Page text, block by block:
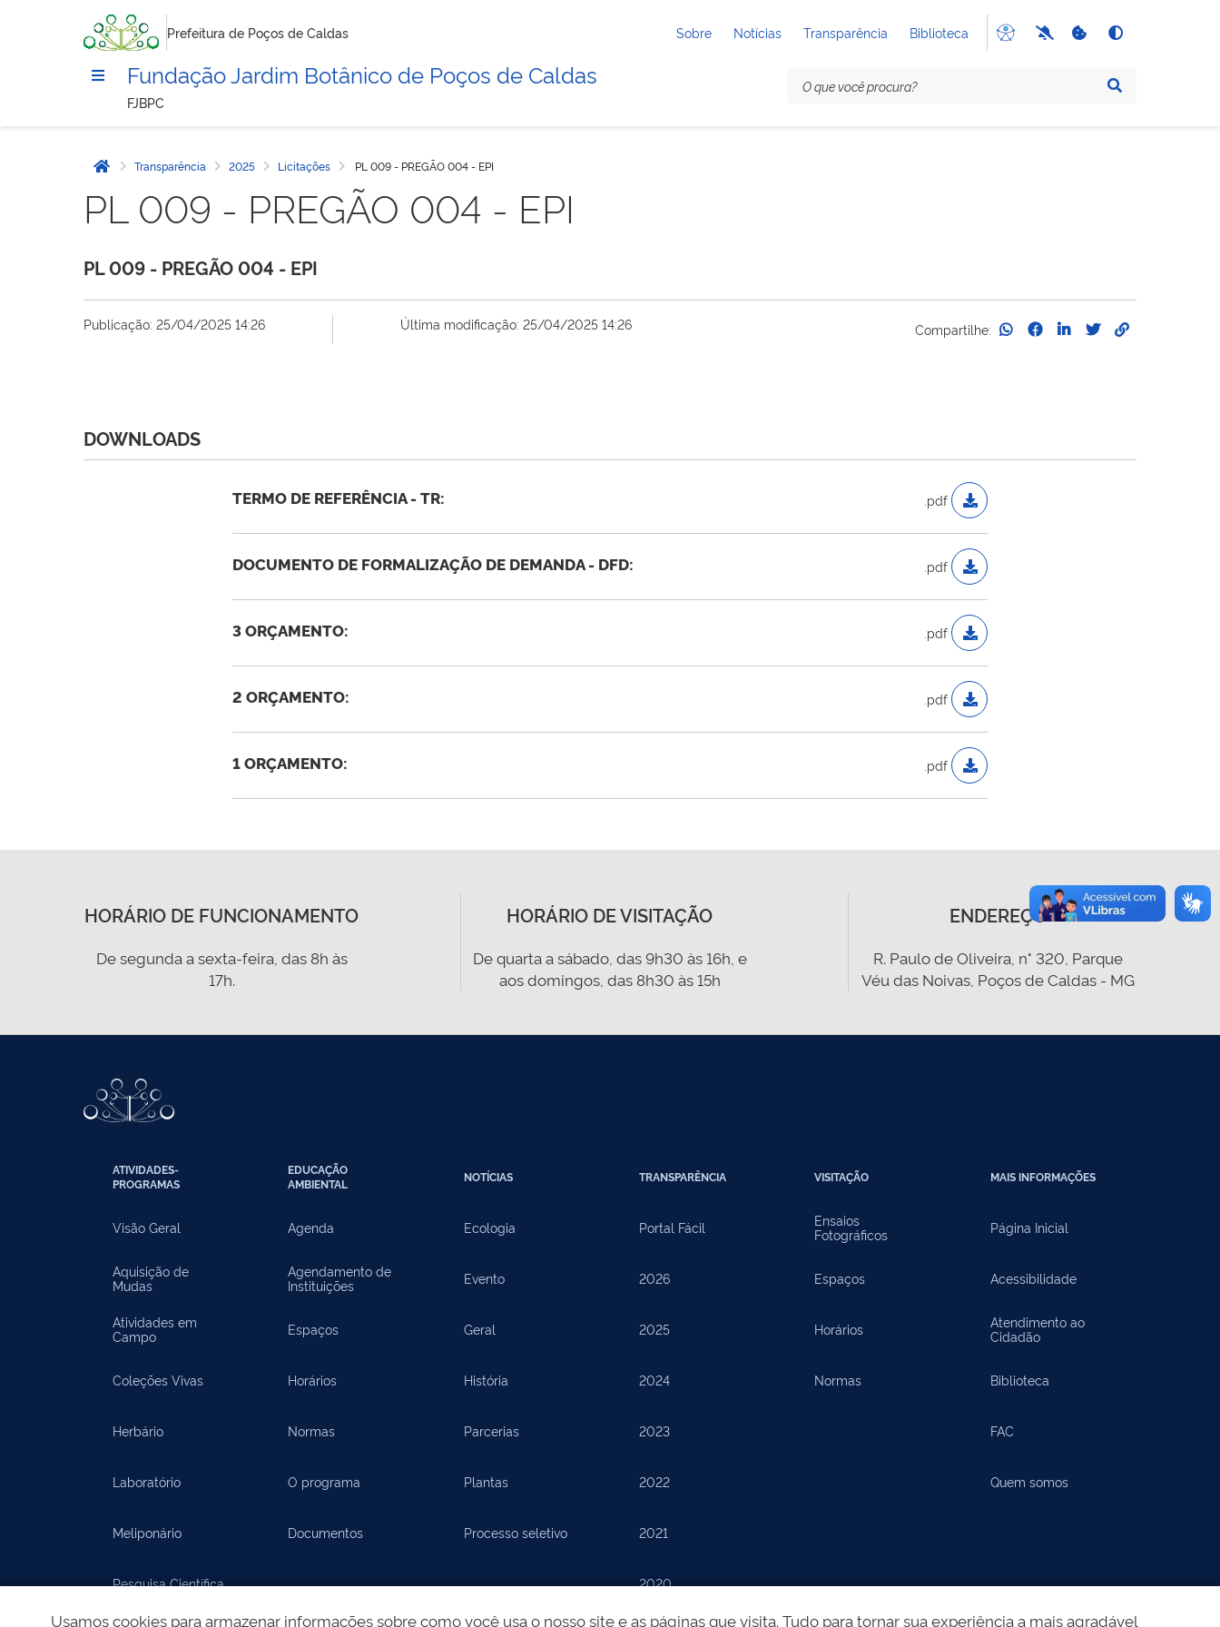
Prefeitura de Poços de Caldas Sobre Notícias Transparência Biblioteca
Fundação Jardim Botânico de Poços de Caldas
FJBPC
Página inicial
Transparência 2025 Licitações PL 009 - PREGÃO 004 - EPI
PL 009 - PREGÃO 004 - EPI
PL 009 - PREGÃO 004 - EPI
Publicação: 25/04/2025 14:26 Última modificação: 25/04/2025 14:26 Compartilhe:
DOWNLOADS
TERMO DE REFERÊNCIA - TR: .pdf
DOCUMENTO DE FORMALIZAÇÃO DE DEMANDA - DFD: .pdf
3 ORÇAMENTO: .pdf
2 ORÇAMENTO: .pdf
1 ORÇAMENTO: .pdf
HORÁRIO DE FUNCIONAMENTO
De segunda a sexta-feira, das 8h às
17h.
HORÁRIO DE VISITAÇÃO
De quarta a sábado, das 9h30 às 16h, e
aos domingos, das 8h30 às 15h
ENDEREÇO
R. Paulo de Oliveira, n° 320, Parque
Véu das Noivas, Poços de Caldas - MG
ATIVIDADES-
PROGRAMAS
Visão Geral
Aquisição de
Mudas
Atividades em
Campo
Coleções Vivas
Herbário
Laboratório
Meliponário
Pesquisa Científica
EDUCAÇÃO
AMBIENTAL
Agenda
Agendamento de
Instituições
Espaços
Horários
Normas
O programa
Documentos
NOTÍCIAS
Ecologia
Evento
Geral
História
Parcerias
Plantas
Processo seletivo
TRANSPARÊNCIA
Portal Fácil
2026
2025
2024
2023
2022
2021
2020
VISITAÇÃO
Ensaios
Fotográficos
Espaços
Horários
Normas
MAIS INFORMAÇÕES
Página Inicial
Acessibilidade
Atendimento ao
Cidadão
Biblioteca
FAC
Quem somos
Usamos cookies para armazenar informações sobre como você usa o nosso site e as páginas que visita. Tudo para tornar sua experiência a mais agradável